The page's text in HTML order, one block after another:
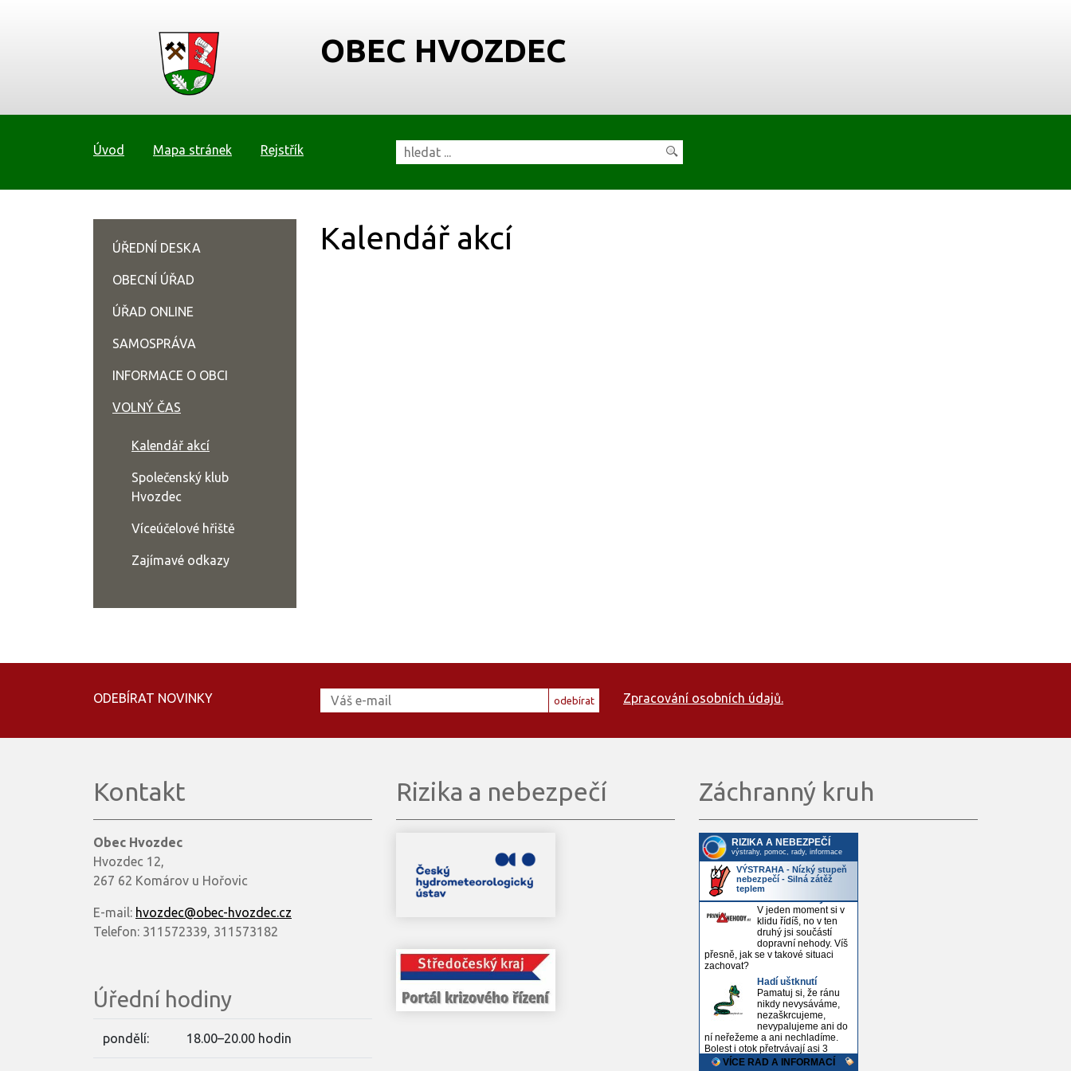
OBEC HVOZDEC
Úvod Mapa stránek Rejstřík
Kalendář akcí
ÚŘEDNÍ DESKA
OBECNÍ ÚŘAD
ÚŘAD ONLINE
SAMOSPRÁVA
INFORMACE O OBCI
VOLNÝ ČAS
Kalendář akcí
Společenský klub
Hvozdec
Víceúčelové hřiště
Zajímavé odkazy
ODEBÍRAT NOVINKY odebírat Zpracování osobních údajů.
Kontakt
Obec Hvozdec
Hvozdec 12,
267 62 Komárov u Hořovic
E-mail: hvozdec@obec-hvozdec.cz
Telefon: 311572339, 311573182
Úřední hodiny
pondělí: 18.00–20.00 hodin
Rizika a nebezpečí Záchranný kruh